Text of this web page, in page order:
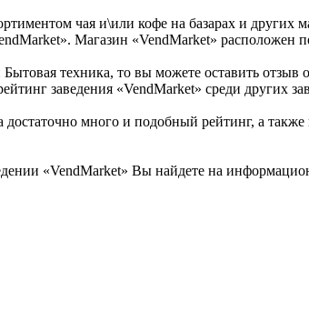
чая и\или кофе на базарах и других
Магазин «VendMarket» расположен
техника, то вы можете оставить
заведения «VendMarket» среди других
много и подобный рейтинг, а
«VendMarket» Вы найдете на